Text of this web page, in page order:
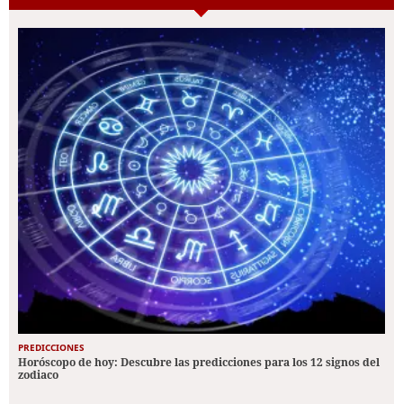
PREDICCIONES
Horóscopo de hoy: Descubre las predicciones para los 12 signos del
zodiaco